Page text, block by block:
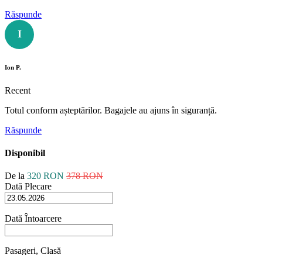
Răspunde
I
Ion P.
Recent
Totul conform așteptărilor. Bagajele au ajuns în siguranță.
Răspunde
Disponibil
De la 320 RON 378 RON
Dată Plecare
Dată Întoarcere
Pasageri, Clasă